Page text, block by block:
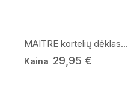
MAITRE kortelių dėklas...
Kaina 29,95 €